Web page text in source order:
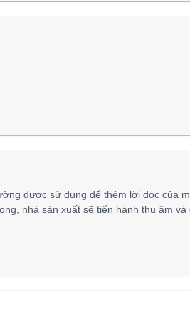
được sử dụng để thêm lời đọc của
nhà sản xuất sẽ tiến hành thu âm và